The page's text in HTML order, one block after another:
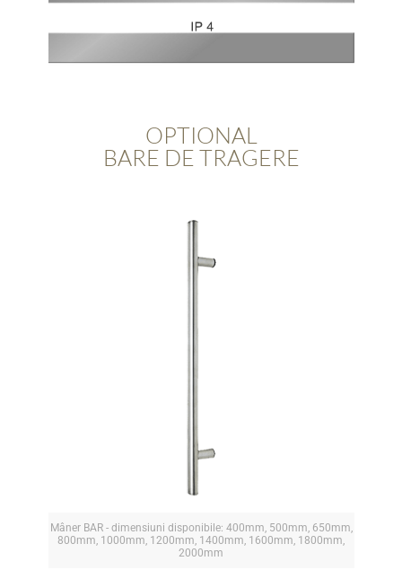
OPTIONAL
BARE DE TRAGERE
Mâner BAR - dimensiuni disponibile: 400mm, 500mm, 650mm,
800mm, 1000mm, 1200mm, 1400mm, 1600mm, 1800mm,
2000mm